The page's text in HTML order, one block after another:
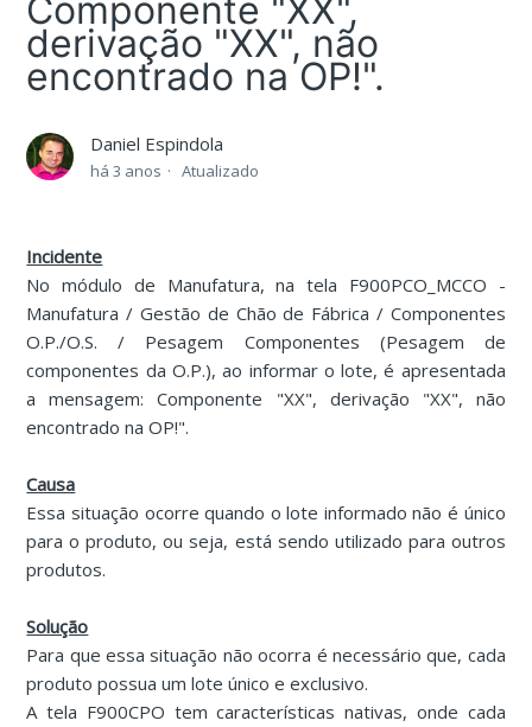
Componente "XX",
derivação "XX", não
encontrado na OP!".
Daniel Espindola
há 3 anos Atualizado
Incidente
No módulo de Manufatura, na tela F900PCO_MCCO -
Manufatura / Gestão de Chão de Fábrica / Componentes
O.P./O.S. / Pesagem Componentes (Pesagem de
componentes da O.P.), ao informar o lote, é apresentada
a mensagem: Componente "XX", derivação "XX", não
encontrado na OP!".
Causa
Essa situação ocorre quando o lote informado não é único
para o produto, ou seja, está sendo utilizado para outros
produtos.
Solução
Para que essa situação não ocorra é necessário que, cada
produto possua um lote único e exclusivo.
A tela F900CPO tem características nativas, onde cada